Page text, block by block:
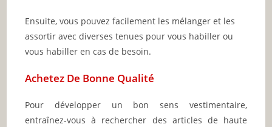
Ensuite, vous pouvez facilement les mélanger et les
assortir avec diverses tenues pour vous habiller ou
vous habiller en cas de besoin.
Achetez De Bonne Qualité
Pour développer un bon sens vestimentaire,
entraînez-vous à rechercher des articles de haute